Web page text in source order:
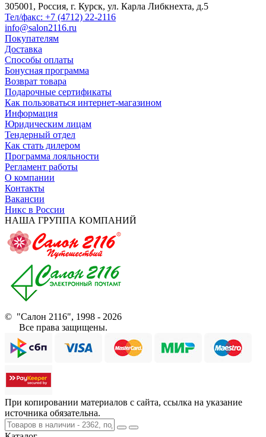
305001, Россия, г. Курск, ул. Карла Либкнехта, д.5
Тел/факс: +7 (4712) 22-2116
info@salon2116.ru
Покупателям
Доставка
Способы оплаты
Бонусная программа
Возврат товара
Подарочные сертификаты
Как пользоваться интернет-магазином
Информация
Юридическим лицам
Тендерный отдел
Как стать дилером
Программа лояльности
Регламент работы
О компании
Контакты
Вакансии
Никс в России
НАША ГРУППА КОМПАНИЙ
© "Салон 2116", 1998 - 2026
Все права защищены.
При копировании материалов с сайта, ссылка на указание
источника обязательна.